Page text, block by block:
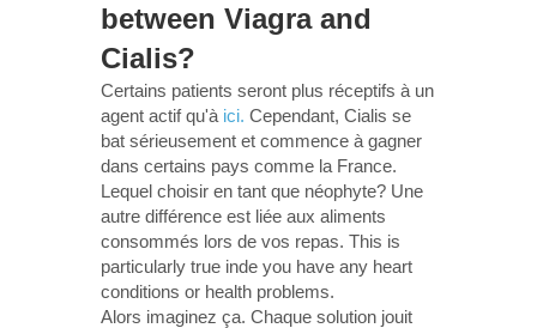
between Viagra and
Cialis?
Certains patients seront plus réceptifs à un
agent actif qu'à ici. Cependant, Cialis se
bat sérieusement et commence à gagner
dans certains pays comme la France.
Lequel choisir en tant que néophyte? Une
autre différence est liée aux aliments
consommés lors de vos repas. This is
particularly true inde you have any heart
conditions or health problems.
Alors imaginez ça. Chaque solution jouit